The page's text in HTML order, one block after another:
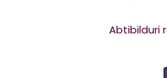
Abtibilduri